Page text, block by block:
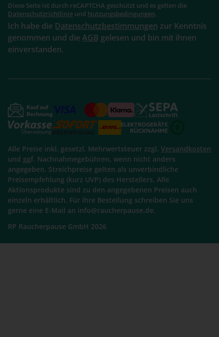
Diese Seite ist durch reCAPTCHA geschützt und es gelten die
Datenschutzrichtlinie und Nutzungsbedingungen.
Ich habe die Datenschutzbestimmungen zur Kenntnis
genommen und die AGB gelesen und bin mit ihnen
einverstanden.
Alle Preise inkl. gesetzl. Mehrwertsteuer zzgl. Versandkosten
und ggf. Nachnahmegebühren, wenn nicht anders
angegeben. Streichpreise gelten als unverbindliche
Preisempfehlung (kurz UVP) des Herstellers. Alle
Aktionsprodukte sind zu den angegebenen Preisen auch
einzeln erhältlich. Für Ihre Bestellung schreiben Sie uns
gerne eine E-Mail an info@raucherpause.de.
RP Raucherpause GmbH 2026